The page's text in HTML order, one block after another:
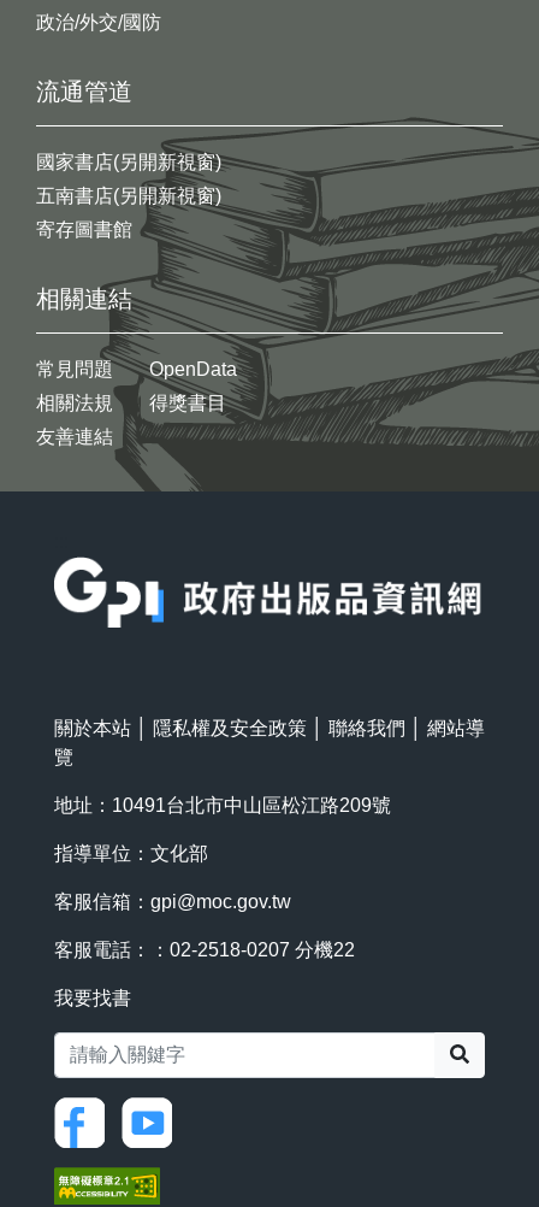
政治/外交/國防
流通管道
國家書店(另開新視窗)
五南書店(另開新視窗)
寄存圖書館
相關連結
常見問題
相關法規
友善連結
OpenData
得獎書目
關於本站 隱私權及安全政策 聯絡我們
網站導
覽
地址：10491台北市中山區松江路209號
指導單位：文化部
客服信箱： gpi@moc.gov.tw
客服電話：：02-2518-0207 分機22
我要找書